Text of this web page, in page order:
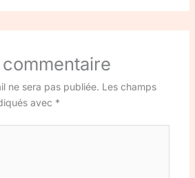
ne sera pas publiée. Les champs
avec *